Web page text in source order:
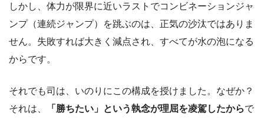
しかし、体力が限界に近いラストでコンビネーションジャ
ンプ（連続ジャンプ）を跳ぶのは、正気の沙汰ではありま
せん。失敗すれば大きく減点され、すべてが水の泡になる
からです。
それでも司は、いのりにこの構成を授けました。なぜか？
それは、
「勝ちたい」という執念が理屈を凌駕したからで